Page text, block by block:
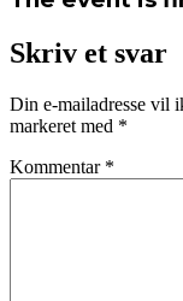
Skriv et svar
Din e-mailadresse vil
markeret med *
Kommentar *